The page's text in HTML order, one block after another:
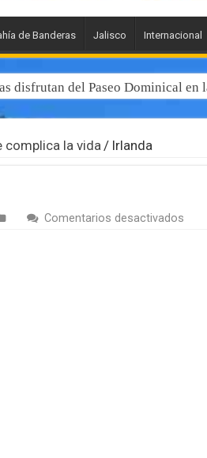
de Banderas Jalisco Internacional
disfrutan del Paseo Dominical en
complica la vida/ Irlanda
Comentarios desactivadosen